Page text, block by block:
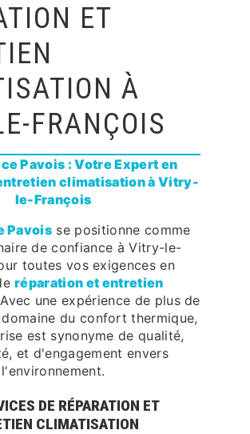
ET
À
FRANÇOIS
Pavois : Votre Expert en
climatisation à Vitry-
le-François
Pavois se positionne comme
de confiance à Vitry-le-
toutes vos exigences en
réparation et entretien
une expérience de plus de
domaine du confort thermique,
est synonyme de qualité,
et d'engagement envers
l'environnement.
DE RÉPARATION ET
CLIMATISATION